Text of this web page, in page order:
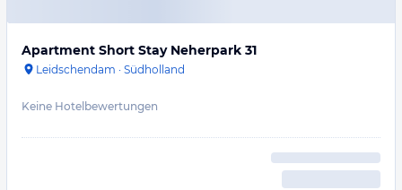
Apartment Short Stay Neherpark 31
Leidschendam · Südholland
Keine Hotelbewertungen